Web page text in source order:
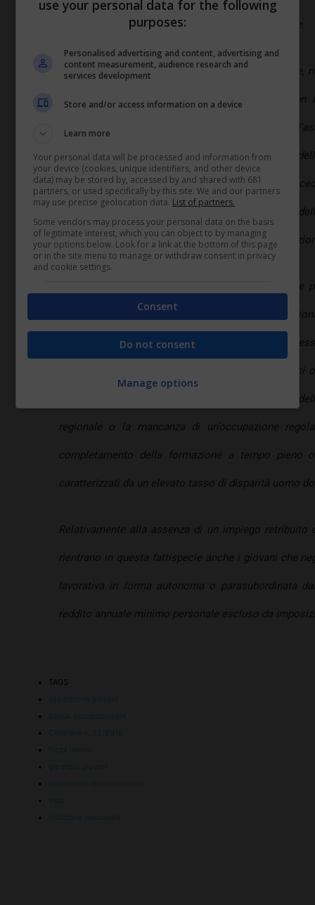
a seguito di licenziamenti per riduzione di personale.
Rispetto al decreto ministeriale l’Inps specifica
da quelle richiamate, è necessario effettuare
lavorative presunte per i dodici mesi successivi
forza lavoro che si prevede di impiegare, al netto
superiore a quella media dei dodici mesi
dell’incremento occupazionale rispetto alla media
per i dodici mesi di calendario successivi
Infine, come prevede il decreto direttoriale,
basterà il solo requisito dell’incremento
dall’Inps, per i giovani dai 25 ai 29 anni sarà
impiego regolarmente retribuito da almeno 6 mesi
secondaria scolastica o di qualifica o di diploma
regionale o la mancanza di un’occupazione
completamento della formazione a tempo pieno
caratterizzati da un elevato tasso di disparità uomo
Relativamente alla assenza di un impiego retribuito
rientrano in questa fattispecie anche i giovani che
lavorativa in forma autonoma o parasubordinata
reddito annuale minimo personale escluso da
TAGS
use your personal data for the following
purposes:
Personalised advertising and content, advertising and
content measurement, audience research and
services development
Store and/or access information on a device
Learn more
Your personal data will be processed and information from
your device (cookies, unique identifiers, and other device
data) may be stored by, accessed by and shared with 681
partners, or used specifically by this site. We and our partners
may use precise geolocation data. List of partners.
Some vendors may process your personal data on the basis
of legitimate interest, which you can object to by managing
your options below. Look for a link at the bottom of this page
or in the site menu to manage or withdraw consent in privacy
and cookie settings.
Consent
Do not consent
Manage options